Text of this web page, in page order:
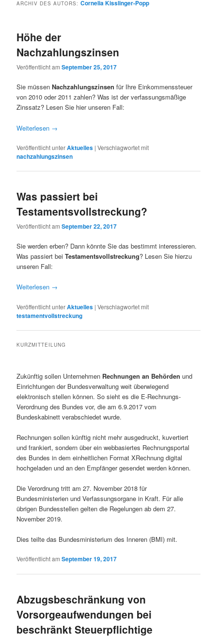
ARCHIV DES AUTORS:Cornelia Kisslinger-Popp
Höhe der
Nachzahlungszinsen
Veröffentlicht amSeptember 25, 2017
Sie müssenNachzahlungszinsen für Ihre Einkommenssteuer
von 2010 oder 2011 zahlen? Was ist der verfassungsmäßige
Zinssatz? Lesen Sie hier unseren Fall:
Weiterlesen →
Veröffentlicht unterAktuelles |Verschlagwortet mit
nachzahlungszinsen
Was passiert bei
Testamentsvollstreckung?
Veröffentlicht amSeptember 22, 2017
Sie werden erben? Dann könnte Sie das bestimmt interessieren.
Was passiert beiTestamentsvollstreckung? Lesen Sie hierzu
unseren Fall:
Weiterlesen →
Veröffentlicht unterAktuelles |Verschlagwortet mit
testamentvollstreckung
KURZMITTEILUNG
Zukünftig sollen Unternehmen Rechnungen an Behörden und
Einrichtungen der Bundesverwaltung weit überwiegend
elektronisch stellen können. So sieht es die E-Rechnungs-
Verordnung des Bundes vor, die am 6.9.2017 vom
Bundeskabinett verabschiedet wurde.
Rechnungen sollen künftig nicht mehr ausgedruckt, kuvertiert
und frankiert, sondern über ein webbasiertes Rechnungsportal
des Bundes in dem einheitlichen Format XRechnung digital
hochgeladen und an den Empfänger gesendet werden können.
Die Verordnung tritt am 27. November 2018 für
Bundesministerien und Verfassungsorgane in Kraft. Für alle
übrigen Bundesstellen gelten die Regelungen ab dem 27.
November 2019.
Dies teilte das Bundesministerium des Inneren (BMI) mit.
Veröffentlicht amSeptember 19, 2017
Abzugsbeschränkung von
Vorsorgeaufwendungen bei
beschränkt Steuerpflichtige